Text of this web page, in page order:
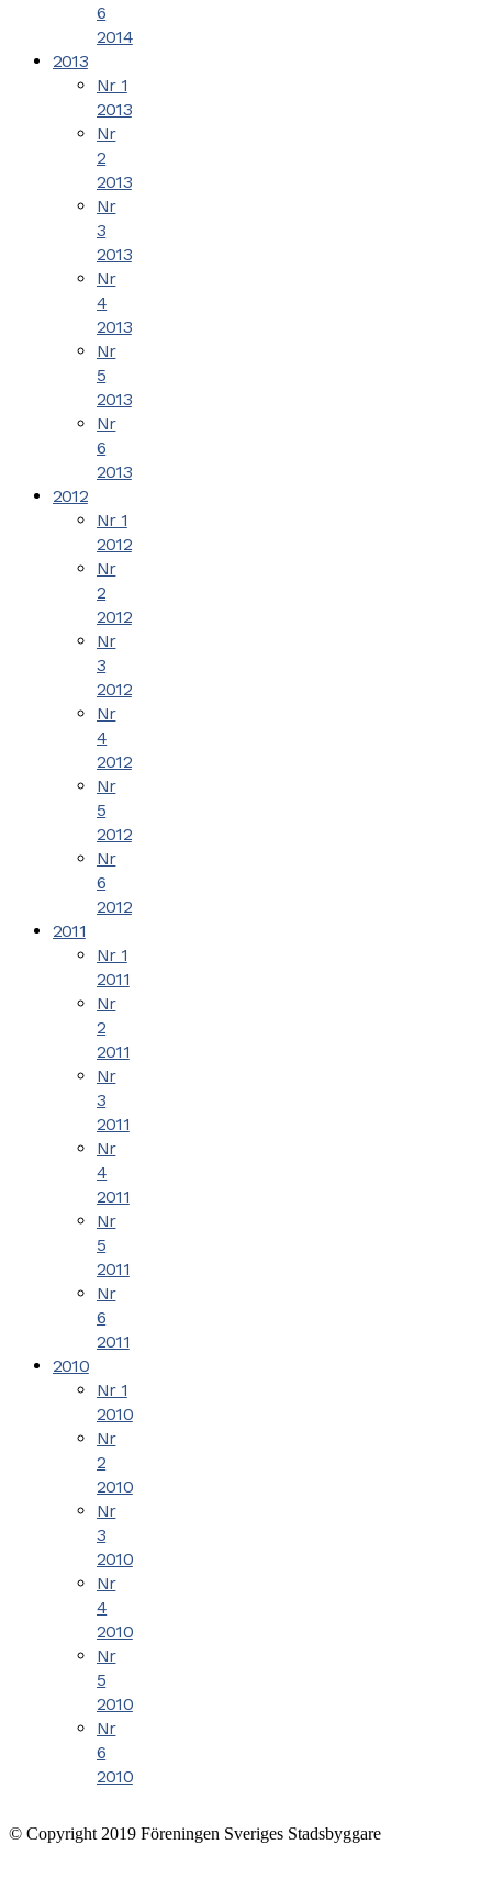
6
2014
2013
Nr 1
2013
Nr
2
2013
Nr
3
2013
Nr
4
2013
Nr
5
2013
Nr
6
2013
2012
Nr 1
2012
Nr
2
2012
Nr
3
2012
Nr
4
2012
Nr
5
2012
Nr
6
2012
2011
Nr 1
2011
Nr
2
2011
Nr
3
2011
Nr
4
2011
Nr
5
2011
Nr
6
2011
2010
Nr 1
2010
Nr
2
2010
Nr
3
2010
Nr
4
2010
Nr
5
2010
Nr
6
2010
© Copyright 2019 Föreningen Sveriges Stadsbyggare